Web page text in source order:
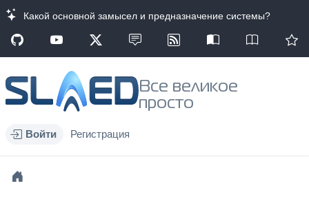
Какой основной замысел и предназначение системы?
Все великое
просто
Войти Регистрация